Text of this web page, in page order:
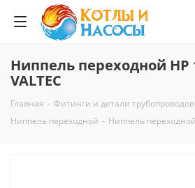
Ниппель переходной НР
VALTEC
Главная - Фитинги и детали трубопроводов
Ниппель переходной - Ниппель